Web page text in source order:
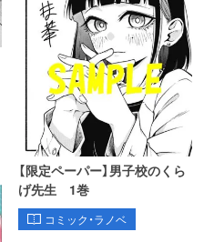
【限定ペーパー】男子校のくら
げ先生 1巻
コミック・ラノベ